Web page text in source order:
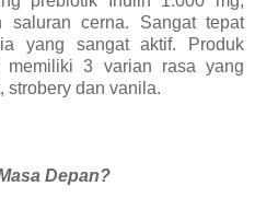
saluran cerna. Sangat tepat
yang sangat aktif. Produk
emiliki 3 varian rasa yang
strobery dan vanila.
Depan?